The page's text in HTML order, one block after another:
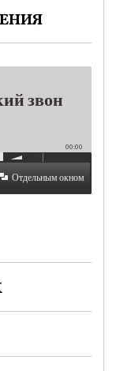
звон
00:00
Отдельным окном